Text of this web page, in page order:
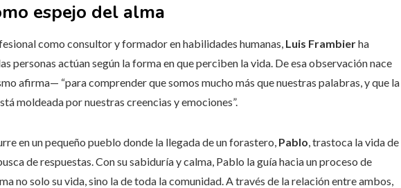
espejo del alma
como consultor y formador en habilidades humanas, Luis Frambierha
personas actúan según la forma en que perciben la vida. De esa observación nace
afirma— “para comprender que somos mucho más que nuestras palabras, y que la
moldeada por nuestras creencias y emociones”.
en un pequeño pueblo donde la llegada de un forastero, Pablo, trastoca la vida de
de respuestas. Con su sabiduría y calma, Pablo la guía hacia un proceso de
no solo su vida, sino la de toda la comunidad. A través de la relación entre ambos,